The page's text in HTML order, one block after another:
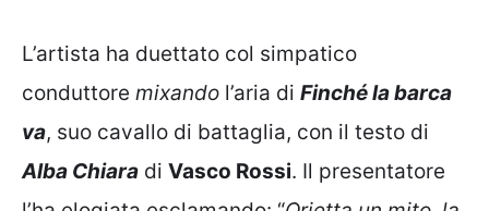
L’artista ha duettato col simpatico
conduttore mixando l’aria di Finché la barca
va, suo cavallo di battaglia, con il testo di
Alba Chiara di Vasco Rossi. Il presentatore